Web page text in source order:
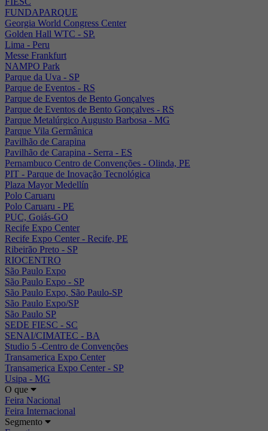
FUNDAPARQUE
Georgia World Congress Center
Golden Hall WTC - SP.
Lima - Peru
Messe Frankfurt
NAMPO Park
Parque da Uva - SP
Parque de Eventos - RS
Parque de Eventos de Bento Gonçalves
Parque de Eventos de Bento Gonçalves - RS
Parque Metalúrgico Augusto Barbosa - MG
Parque Vila Germânica
Pavilhão de Carapina
Pavilhão de Carapina - Serra - ES
Pernambuco Centro de Convenções - Olinda, PE
PIT - Parque de Inovação Tecnológica
Plaza Mayor Medellín
Polo Caruaru
Polo Caruaru - PE
PUC, Goiás-GO
Recife Expo Center
Recife Expo Center - Recife, PE
Ribeirão Preto - SP
RIOCENTRO
São Paulo Expo
São Paulo Expo - SP
São Paulo Expo, São Paulo-SP
São Paulo Expo/SP
São Paulo SP
SEDE FIESC - SC
SENAI/CIMATEC - BA
Studio 5 -Centro de Convenções
Transamerica Expo Center
Transamerica Expo Center - SP
Usipa - MG
O que
Feira Nacional
Feira Internacional
Segmento